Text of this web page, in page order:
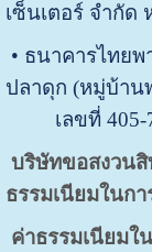
เซ็นเตอร์ จำกัด
• ธนาคารไทย
ปลาดุก (หมู่บ้า
เลขที่ 405-
บริษัทขอสงวนสิ
ธรรมเนียมในก
ค่าธรรมเนียมใ